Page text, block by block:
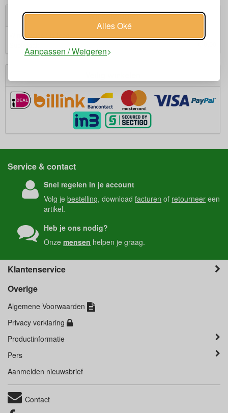
Alles Oké
Aanpassen / Weigeren
Winkelwagen
Winkelwagen is leeg.
Service & contact
Snel regelen in je account
Volg jebestelling, downloadfacturen of retourneer een
artikel.
Heb je ons nodig?
Onzemensen helpen je graag.
Klantenservice
Overige
Algemene Voorwaarden
Privacy verklaring
Productinformatie
Pers
Aanmelden nieuwsbrief
Contact